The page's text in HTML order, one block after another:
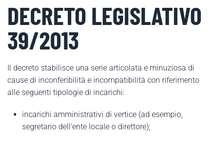
DECRETO LEGISLATIVO
39/2013
Il decreto stabilisce una serie articolata e minuziosa di
cause di inconferibilità e incompatibilità con riferimento
alle seguenti tipologie di incarichi:
incarichi amministrativi di vertice (ad esempio,
segretario dell'ente locale o direttore);